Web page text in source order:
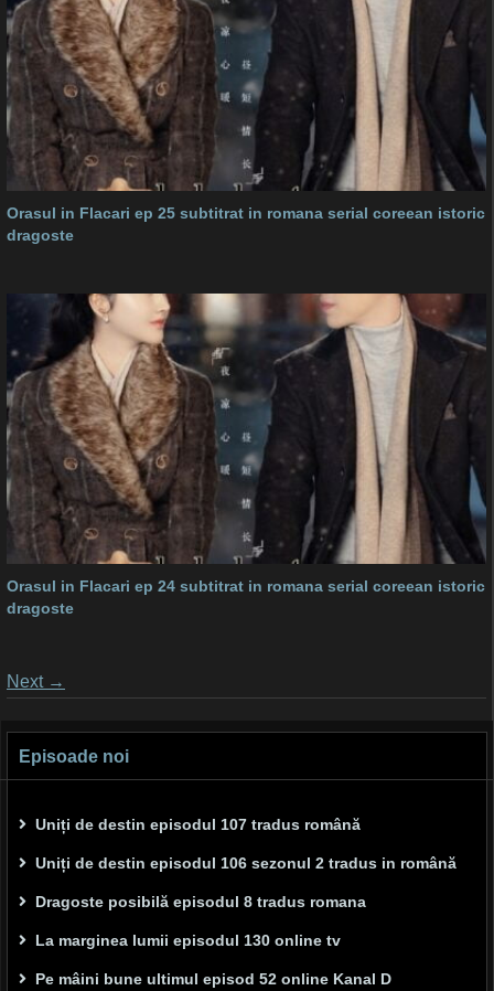
Orasul in Flacari ep 25 subtitrat in romana serial coreean istoric
dragoste
Orasul in Flacari ep 24 subtitrat in romana serial coreean istoric
dragoste
Posts
Next →
Episoade noi
Uniți de destin episodul 107 tradus română
Uniți de destin episodul 106 sezonul 2 tradus in română
Dragoste posibilă episodul 8 tradus romana
La marginea lumii episodul 130 online tv
Pe mâini bune ultimul episod 52 online Kanal D